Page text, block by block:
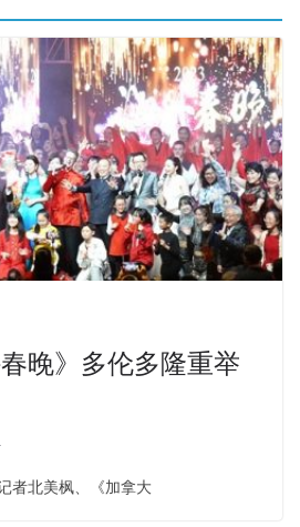
晚》多伦多隆重举
者北美枫、《加拿大